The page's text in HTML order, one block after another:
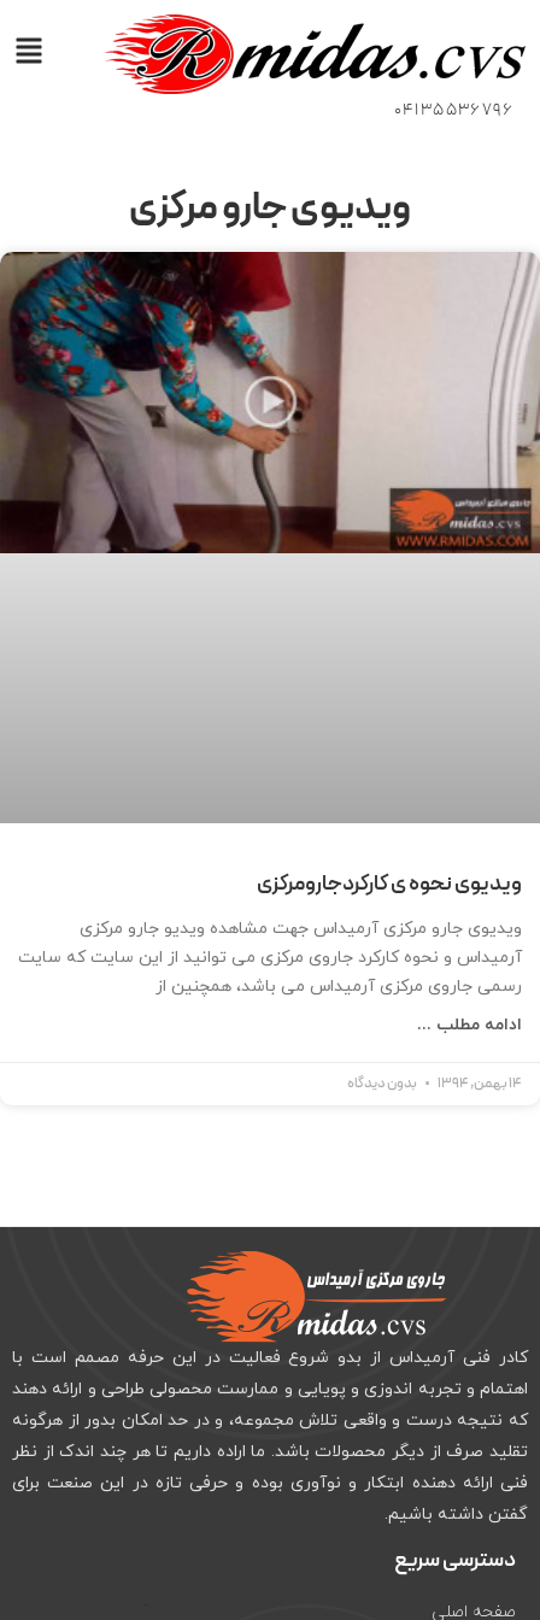
04135536796
ویدیوی جارو مرکزی
ویدیوی نحوه ی کارکردجارومرکزی
ویدیوی جارو مرکزی آرمیداس جهت مشاهده ویدیو جارو مرکزی
آرمیداس و نحوه کارکرد جاروی مرکزی می توانید از این سایت که سایت
رسمی جاروی مرکزی آرمیداس می باشد، همچنین از
ادامه مطلب ...
14 بهمن, 1394 بدون دیدگاه
کادر فنی آرمیداس از بدو شروع فعالیت در این حرفه مصمم است با
اهتمام و تجربه اندوزی و پویایی و ممارست محصولی طراحی و ارائه دهند
که نتیجه درست و واقعی تلاش مجموعه، و در حد امکان بدور از هرگونه
تقلید صرف از دیگر محصولات باشد. ما اراده داریم تا هر چند اندک از نظر
فنی ارائه دهنده ابتکار و نوآوری بوده و حرفی تازه در این صنعت برای
گفتن داشته باشیم.
دسترسی سریع
صفحه اصلی